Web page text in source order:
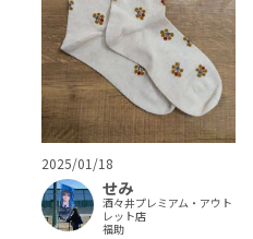
2025/01/18
せみ
酒々井プレミアム・アウト
レット店
福助